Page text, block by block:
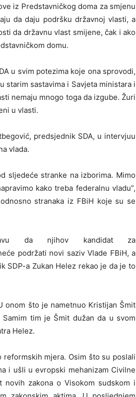
iz Predstavničkog doma za smjenu
da daju podršku državnoj vlasti, a
da državnu vlast smijene, čak i ako
domu.
u svim potezima koje ona sprovodi,
starim sastavima i Savjeta ministara i
nemaju mnogo toga da izgube. Žuri
u vlasti.
predsjednik SDA, u intervjuu
vlada.
sljedeće stranke na izborima. Mimo
kako treba federalnu vladu”,
stranaka iz FBiH koje su se
da njihov kandidat za
podržati novi saziv Vlade FBiH, a
SDP-a Zukan Helez rekao je da je to
onom što je nametnuo Kristijan Šmit
tim je Šmit dužan da u svom
Helez.
mjera. Osim što su poslali
i ušli u evropski mehanizam Civilne
zakona o Visokom sudskom i